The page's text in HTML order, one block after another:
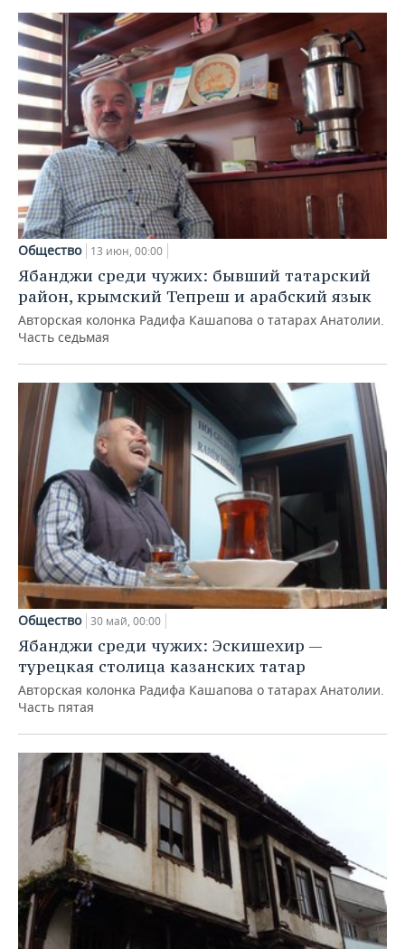
Общество 13 июн, 00:00
Ябанджи среди чужих: бывший татарский
район, крымский Тепреш и арабский язык
Авторская колонка Радифа Кашапова о татарах Анатолии.
Часть седьмая
Общество 30 май, 00:00
Ябанджи среди чужих: Эскишехир —
турецкая столица казанских татар
Авторская колонка Радифа Кашапова о татарах Анатолии.
Часть пятая